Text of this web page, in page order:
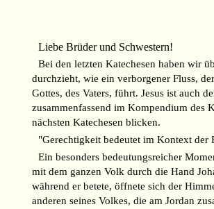
Liebe Brüder und Schwestern!
Bei den letzten Katechesen haben wir
durchzieht, wie ein verborgener Fluss,
Gottes, des Vaters, führt. Jesus ist auch
zusammenfassend im Kompendium
nächsten Katechesen blicken.
"Gerechtigkeit bedeutet im Kontext der
Ein besonders bedeutungsreicher
mit dem ganzen Volk durch die Hand
während er betete, öffnete sich der
anderen seines Volkes, die am Jordan